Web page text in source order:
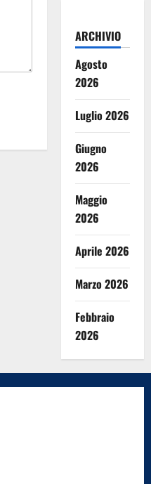
ARCHIVIO
Agosto
2026
Luglio 2026
Giugno
2026
Maggio
2026
Aprile 2026
Marzo 2026
Febbraio
2026